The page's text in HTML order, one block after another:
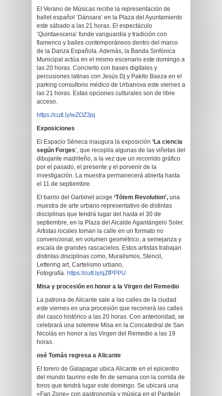
El Verano de Músicas recibe la representación de
ballet español ‘Dánsara’ en la Plaza del Ayuntamiento
este sábado a las 21 horas. El espectáculo
‘Quintaescena’ funde vanguardia y tradición con
flamenco y bailes contemporáneos dentro del marco
de la Danza Española. Además, la Banda Sinfónica
Municipal actúa en el mismo escenario este domingo a
las 20 horas. Concierto con bases digitales y
percusiones latinas con Jesús Dj y Pakito Baeza en el
parking consultorio médico de Urbanova este viernes a
las 21 horas. Estas opciones culturales son de libre
acceso.
https://cutt.ly/wZOZ3jq
Exposiciones
El Espacio Séneca inaugura la exposición ‘La ciencia
según Forges‘, que recopila algunas de las viñetas del
dibujante madrileño, a la vez que un recorrido gráfico
por el pasado, el presente y el porvenir de la
investigación. La muestra permanecerá abierta hasta
el 11 de septiembre.
El barrio del Garbinet acoge ‘Tótem Revolution’, una
muestra de arte urbano representativo de distintas
disciplinas que tendrá lugar del hasta el 30 de
septiembre, en la Plaza del Alcalde Agantángelo Soler.
Artistas locales toman la calle en un formato no
convencional, en volumen geométrico, a semejanza y
escala de grandes rascacielos. Estos artistas trabajan
distintas disciplinas como, Muralismos, Stencil,
Lettering art, Cartelismo urbano,
Fotografía. https://cutt.ly/qZfPPPU
Misa y procesión en honor a la Virgen del Remedio
La patrona de Alicante sale a las calles de la ciudad
este viernes en una procesión que recorrerá las calles
del casco histórico a las 20 horas. Con anterioridad, se
celebrará una solemne Misa en la Concatedral de San
Nicolás en honor a las Virgen del Remedio a las 19
horas.
osé Tomás regresa a Alicante
El torero de Galapagar ubica Alicante en el epicentro
del mundo taurino este fin de semana con la corrida de
toros que tendrá lugar este domingo. Se ubicará una
«Fan Zone» con gastronomía y música en el Panteón